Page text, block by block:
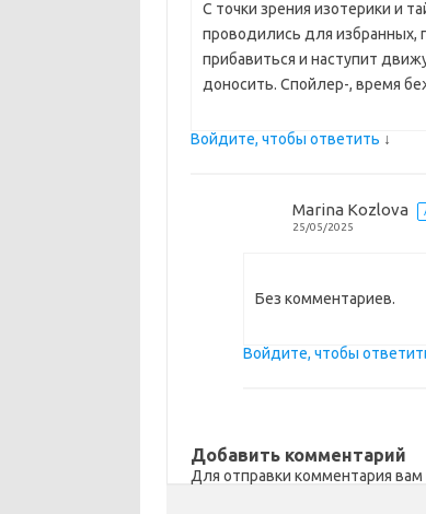
С точки зрения изотерики и
проводились для избранных,
прибавиться и наступит
доносить. Спойлер-, время
Войдите, чтобы ответить ↓
Marina Kozlova
25/05/2025
Без комментариев.
Войдите, чтобы
Добавить комментарий
Для отправки комментария